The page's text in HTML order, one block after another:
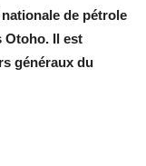
de pétrole
Otoho. Il est
généraux du